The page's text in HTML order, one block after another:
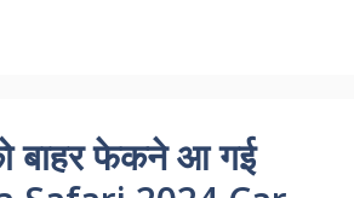
बाहर फेकने आ गई